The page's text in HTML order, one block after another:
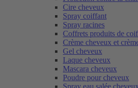
Cire cheveux
Spray coiffant
Spray racines
Coffrets produits de
Crème cheveux et
Gel cheveux
Laque cheveux
Mascara cheveux
Poudre pour cheveux
Spray eau salée cheveux